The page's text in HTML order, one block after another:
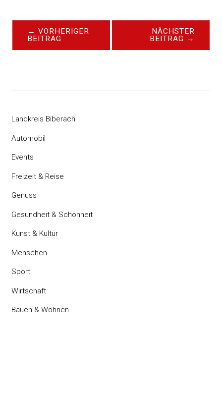
← VORHERIGER
BEITRAG
NÄCHSTER
BEITRAG →
Landkreis Biberach
Automobil
Events
Freizeit & Reise
Genuss
Gesundheit & Schönheit
Kunst & Kultur
Menschen
Sport
Wirtschaft
Bauen & Wohnen